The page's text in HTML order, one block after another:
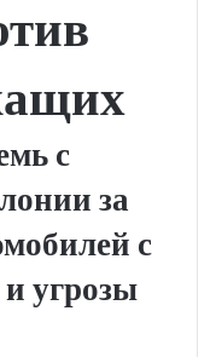
с
за
с
угрозы